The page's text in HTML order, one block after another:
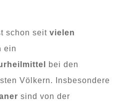
schon seit vielen
ein
bei den
Völkern. Insbesondere
sind von der